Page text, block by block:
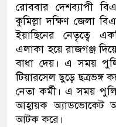
রোববার দেশব্যাপী
কুমিল্লা দক্ষিণ জেলা
ইয়াছিনের নেতৃত্বে
এলাকা হয়ে রাজগঞ্জ
বাধা দেয়। এ সময়
টিয়ারসেল ছুড়ে
নেতা কর্মী। এ সময়
আহ্বায়ক অ্যাডভোকেট
আটক করে।